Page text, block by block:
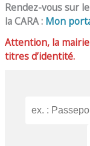
Rendez-vous sur
la CARA : Mon
Attention, la
titres d’identité.